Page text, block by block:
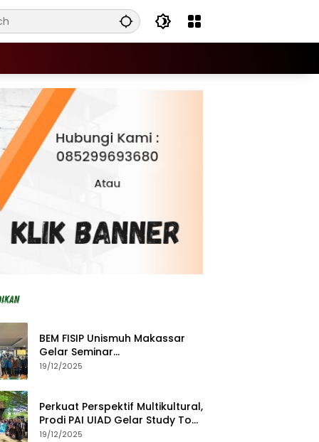
BEM FISIP Unismuh Makassar
Gelar Seminar
Keperempuanan, Bahas
19/12/2025
Perkuat Perspektif Multikultural,
Prodi PAI UIAD Gelar Study Tour
ke Kajang
19/12/2025